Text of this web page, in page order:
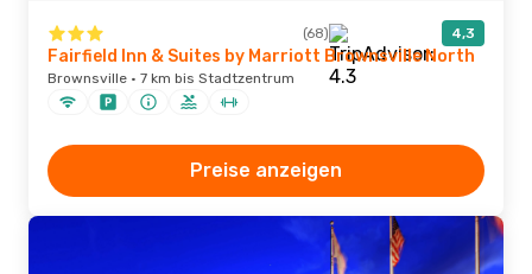
(68) 4,3
Fairfield Inn & Suites by Marriott Brownsville North
Brownsville · 7 km bis Stadtzentrum
Preise anzeigen